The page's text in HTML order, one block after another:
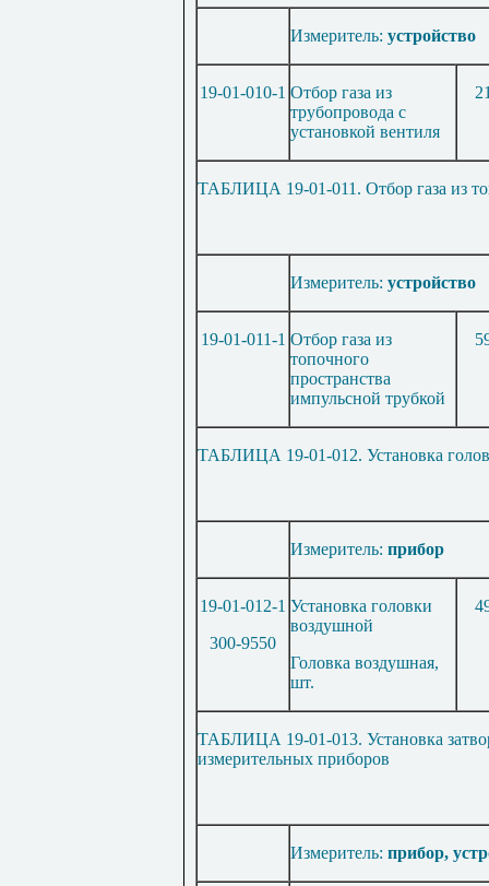
Измеритель: устройство
19-01-010-1 Отбор газа из
трубопровода с
установкой вентиля
ТАБЛИЦА 19-01-011. Отбор газа из
Измеритель: устройство
19-01-011-1 Отбор газа из
топочного
пространства
импульсной трубкой
ТАБЛИЦА 19-01-012. Установка
Измеритель: прибор
19-01-012-1
300-9550
Установка головки
воздушной
Головка воздушная,
шт.
ТАБЛИЦА 19-01-013. Установка
измерительных приборов
Измеритель: прибор,